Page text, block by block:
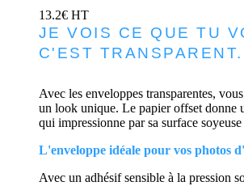
13.2€ HT
JE VOIS CE QUE TU
C'EST TRANSPARENT.
Avec les enveloppes transparentes,
un look unique. Le papier offset donne
qui impressionne par sa surface soyeuse
L'enveloppe idéale pour vos photos
Avec un adhésif sensible à la pression